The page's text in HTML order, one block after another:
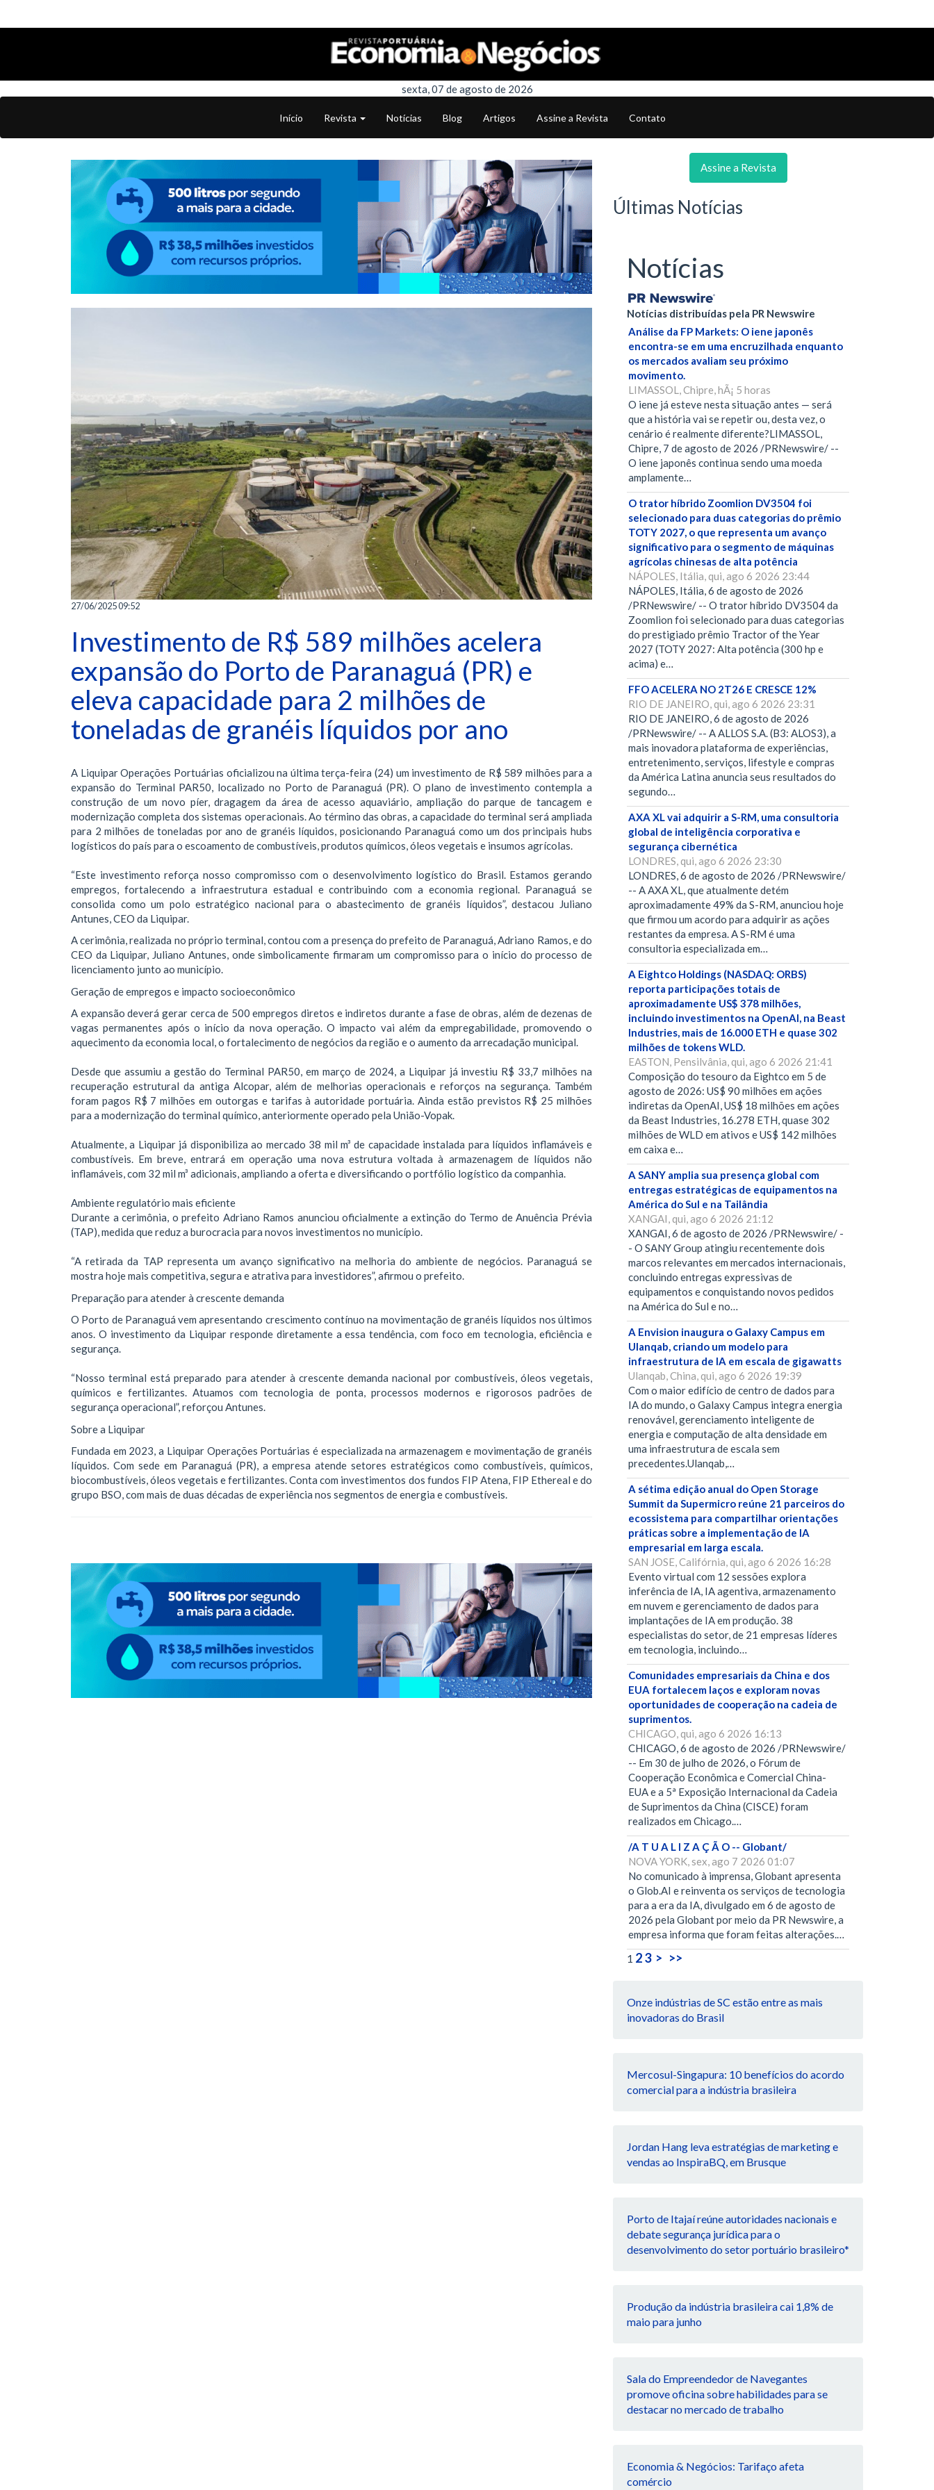
sexta, 07 de agosto de 2026
Início Revista Notícias Blog Artigos Assine a Revista Contato
27/06/2025 09:52
Investimento de R$ 589 milhões acelera
expansão do Porto de Paranaguá (PR) e
eleva capacidade para 2 milhões de
toneladas de granéis líquidos por ano
A Liquipar Operações Portuárias oficializou na última terça-feira (24) um investimento de R$ 589 milhões para a
expansão do Terminal PAR50, localizado no Porto de Paranaguá (PR). O plano de investimento contempla a
construção de um novo píer, dragagem da área de acesso aquaviário, ampliação do parque de tancagem e
modernização completa dos sistemas operacionais. Ao término das obras, a capacidade do terminal será ampliada
para 2 milhões de toneladas por ano de granéis líquidos, posicionando Paranaguá como um dos principais hubs
logísticos do país para o escoamento de combustíveis, produtos químicos, óleos vegetais e insumos agrícolas.
“Este investimento reforça nosso compromisso com o desenvolvimento logístico do Brasil. Estamos gerando
empregos, fortalecendo a infraestrutura estadual e contribuindo com a economia regional. Paranaguá se
consolida como um polo estratégico nacional para o abastecimento de granéis líquidos”, destacou Juliano
Antunes, CEO da Liquipar.
A cerimônia, realizada no próprio terminal, contou com a presença do prefeito de Paranaguá, Adriano Ramos, e do
CEO da Liquipar, Juliano Antunes, onde simbolicamente firmaram um compromisso para o início do processo de
licenciamento junto ao município.
Geração de empregos e impacto socioeconômico
A expansão deverá gerar cerca de 500 empregos diretos e indiretos durante a fase de obras, além de dezenas de
vagas permanentes após o início da nova operação. O impacto vai além da empregabilidade, promovendo o
aquecimento da economia local, o fortalecimento de negócios da região e o aumento da arrecadação municipal.
Desde que assumiu a gestão do Terminal PAR50, em março de 2024, a Liquipar já investiu R$ 33,7 milhões na
recuperação estrutural da antiga Alcopar, além de melhorias operacionais e reforços na segurança. Também
foram pagos R$ 7 milhões em outorgas e tarifas à autoridade portuária. Ainda estão previstos R$ 25 milhões
para a modernização do terminal químico, anteriormente operado pela União-Vopak.
Atualmente, a Liquipar já disponibiliza ao mercado 38 mil m³ de capacidade instalada para líquidos inflamáveis e
combustíveis. Em breve, entrará em operação uma nova estrutura voltada à armazenagem de líquidos não
inflamáveis, com 32 mil m³ adicionais, ampliando a oferta e diversificando o portfólio logístico da companhia.
Ambiente regulatório mais eficiente
Durante a cerimônia, o prefeito Adriano Ramos anunciou oficialmente a extinção do Termo de Anuência Prévia
(TAP), medida que reduz a burocracia para novos investimentos no município.
“A retirada da TAP representa um avanço significativo na melhoria do ambiente de negócios. Paranaguá se
mostra hoje mais competitiva, segura e atrativa para investidores”, afirmou o prefeito.
Preparação para atender à crescente demanda
O Porto de Paranaguá vem apresentando crescimento contínuo na movimentação de granéis líquidos nos últimos
anos. O investimento da Liquipar responde diretamente a essa tendência, com foco em tecnologia, eficiência e
segurança.
“Nosso terminal está preparado para atender à crescente demanda nacional por combustíveis, óleos vegetais,
químicos e fertilizantes. Atuamos com tecnologia de ponta, processos modernos e rigorosos padrões de
segurança operacional”, reforçou Antunes.
Sobre a Liquipar
Fundada em 2023, a Liquipar Operações Portuárias é especializada na armazenagem e movimentação de granéis
líquidos. Com sede em Paranaguá (PR), a empresa atende setores estratégicos como combustíveis, químicos,
biocombustíveis, óleos vegetais e fertilizantes. Conta com investimentos dos fundos FIP Atena, FIP Ethereal e do
grupo BSO, com mais de duas décadas de experiência nos segmentos de energia e combustíveis.
Assine a Revista
Últimas Notícias
Notícias
Notícias distribuídas pela PR Newswire
Análise da FP Markets: O iene japonês
encontra-se em uma encruzilhada enquanto
os mercados avaliam seu próximo
movimento.
LIMASSOL, Chipre, hÃ¡ 5 horas
O iene já esteve nesta situação antes — será
que a história vai se repetir ou, desta vez, o
cenário é realmente diferente?LIMASSOL,
Chipre, 7 de agosto de 2026 /PRNewswire/ --
O iene japonês continua sendo uma moeda
amplamente…
O trator híbrido Zoomlion DV3504 foi
selecionado para duas categorias do prêmio
TOTY 2027, o que representa um avanço
significativo para o segmento de máquinas
agrícolas chinesas de alta potência
NÁPOLES, Itália, qui, ago 6 2026 23:44
NÁPOLES, Itália, 6 de agosto de 2026
/PRNewswire/ -- O trator híbrido DV3504 da
Zoomlion foi selecionado para duas categorias
do prestigiado prêmio Tractor of the Year
2027 (TOTY 2027: Alta potência (300 hp e
acima) e…
FFO ACELERA NO 2T26 E CRESCE 12%
RIO DE JANEIRO, qui, ago 6 2026 23:31
RIO DE JANEIRO, 6 de agosto de 2026
/PRNewswire/ -- A ALLOS S.A. (B3: ALOS3), a
mais inovadora plataforma de experiências,
entretenimento, serviços, lifestyle e compras
da América Latina anuncia seus resultados do
segundo…
AXA XL vai adquirir a S-RM, uma consultoria
global de inteligência corporativa e
segurança cibernética
LONDRES, qui, ago 6 2026 23:30
LONDRES, 6 de agosto de 2026 /PRNewswire/
-- A AXA XL, que atualmente detém
aproximadamente 49% da S-RM, anunciou hoje
que firmou um acordo para adquirir as ações
restantes da empresa. A S-RM é uma
consultoria especializada em…
A Eightco Holdings (NASDAQ: ORBS)
reporta participações totais de
aproximadamente US$ 378 milhões,
incluindo investimentos na OpenAI, na Beast
Industries, mais de 16.000 ETH e quase 302
milhões de tokens WLD.
EASTON, Pensilvânia, qui, ago 6 2026 21:41
Composição do tesouro da Eightco em 5 de
agosto de 2026: US$ 90 milhões em ações
indiretas da OpenAI, US$ 18 milhões em ações
da Beast Industries, 16.278 ETH, quase 302
milhões de WLD em ativos e US$ 142 milhões
em caixa e…
A SANY amplia sua presença global com
entregas estratégicas de equipamentos na
América do Sul e na Tailândia
XANGAI, qui, ago 6 2026 21:12
XANGAI, 6 de agosto de 2026 /PRNewswire/ -
- O SANY Group atingiu recentemente dois
marcos relevantes em mercados internacionais,
concluindo entregas expressivas de
equipamentos e conquistando novos pedidos
na América do Sul e no…
A Envision inaugura o Galaxy Campus em
Ulanqab, criando um modelo para
infraestrutura de IA em escala de gigawatts
Ulanqab, China, qui, ago 6 2026 19:39
Com o maior edifício de centro de dados para
IA do mundo, o Galaxy Campus integra energia
renovável, gerenciamento inteligente de
energia e computação de alta densidade em
uma infraestrutura de escala sem
precedentes.Ulanqab,…
A sétima edição anual do Open Storage
Summit da Supermicro reúne 21 parceiros do
ecossistema para compartilhar orientações
práticas sobre a implementação de IA
empresarial em larga escala.
SAN JOSE, Califórnia, qui, ago 6 2026 16:28
Evento virtual com 12 sessões explora
inferência de IA, IA agentiva, armazenamento
em nuvem e gerenciamento de dados para
implantações de IA em produção. 38
especialistas do setor, de 21 empresas líderes
em tecnologia, incluindo…
Comunidades empresariais da China e dos
EUA fortalecem laços e exploram novas
oportunidades de cooperação na cadeia de
suprimentos.
CHICAGO, qui, ago 6 2026 16:13
CHICAGO, 6 de agosto de 2026 /PRNewswire/
-- Em 30 de julho de 2026, o Fórum de
Cooperação Econômica e Comercial China-
EUA e a 5ª Exposição Internacional da Cadeia
de Suprimentos da China (CISCE) foram
realizados em Chicago.…
/A T U A L I Z A Ç Ã O -- Globant/
NOVA YORK, sex, ago 7 2026 01:07
No comunicado à imprensa, Globant apresenta
o Glob.AI e reinventa os serviços de tecnologia
para a era da IA, divulgado em 6 de agosto de
2026 pela Globant por meio da PR Newswire, a
empresa informa que foram feitas alterações.…
1 23 > >>
Onze indústrias de SC estão entre as mais
inovadoras do Brasil
Mercosul-Singapura: 10 benefícios do acordo
comercial para a indústria brasileira
Jordan Hang leva estratégias de marketing e
vendas ao InspiraBQ, em Brusque
Porto de Itajaí reúne autoridades nacionais e
debate segurança jurídica para o
desenvolvimento do setor portuário brasileiro*
Produção da indústria brasileira cai 1,8% de
maio para junho
Sala do Empreendedor de Navegantes
promove oficina sobre habilidades para se
destacar no mercado de trabalho
Economia & Negócios: Tarifaço afeta
comércio